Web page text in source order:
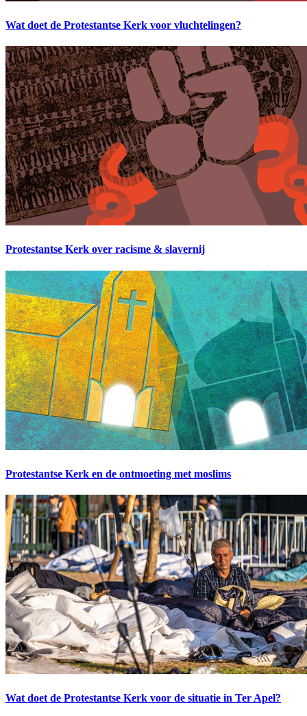
Wat doet de Protestantse Kerk voor vluchtelingen?
Protestantse Kerk over racisme & slavernij
Protestantse Kerk en de ontmoeting met moslims
Wat doet de Protestantse Kerk voor de situatie in Ter Apel?